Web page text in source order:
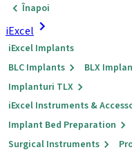
Înapoi
iExcel
iExcel Implants
BLC Implants
BLX
Implanturi TLX
iExcel Instruments &
Implant Bed Preparation
Surgical Instruments